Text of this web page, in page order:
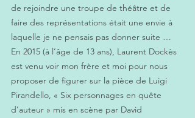
de rejoindre une troupe de théâtre et de
faire des représentations était une envie à
laquelle je ne pensais pas donner suite …
En 2015 (à l’âge de 13 ans), Laurent Dockès
est venu voir mon frère et moi pour nous
proposer de figurer sur la pièce de Luigi
Pirandello, « Six personnages en quête
d’auteur » mis en scène par David